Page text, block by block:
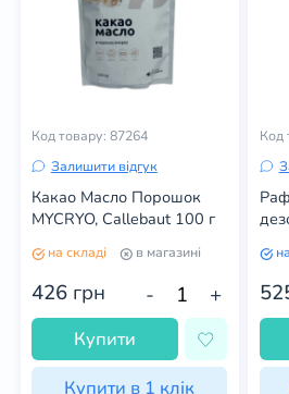
Код товару: 87264
Залишити відгук
Какао Масло Порошок
MYCRYO, Callebaut 100 г
на складі в магазині
426 грн - +
Купити
Купити в 1 клік
Код